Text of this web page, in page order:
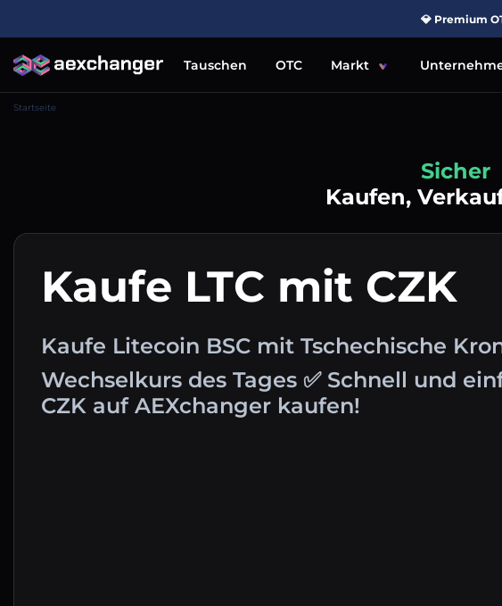
💎 Premium
Tauschen OTC Markt
Startseite
Einfach
Kaufen,
Kaufe LTC mit CZK
Kaufe Litecoin BSC mit Tschechische
Wechselkurs des Tages ✅ Schnell und
CZK auf AEXchanger kaufen!